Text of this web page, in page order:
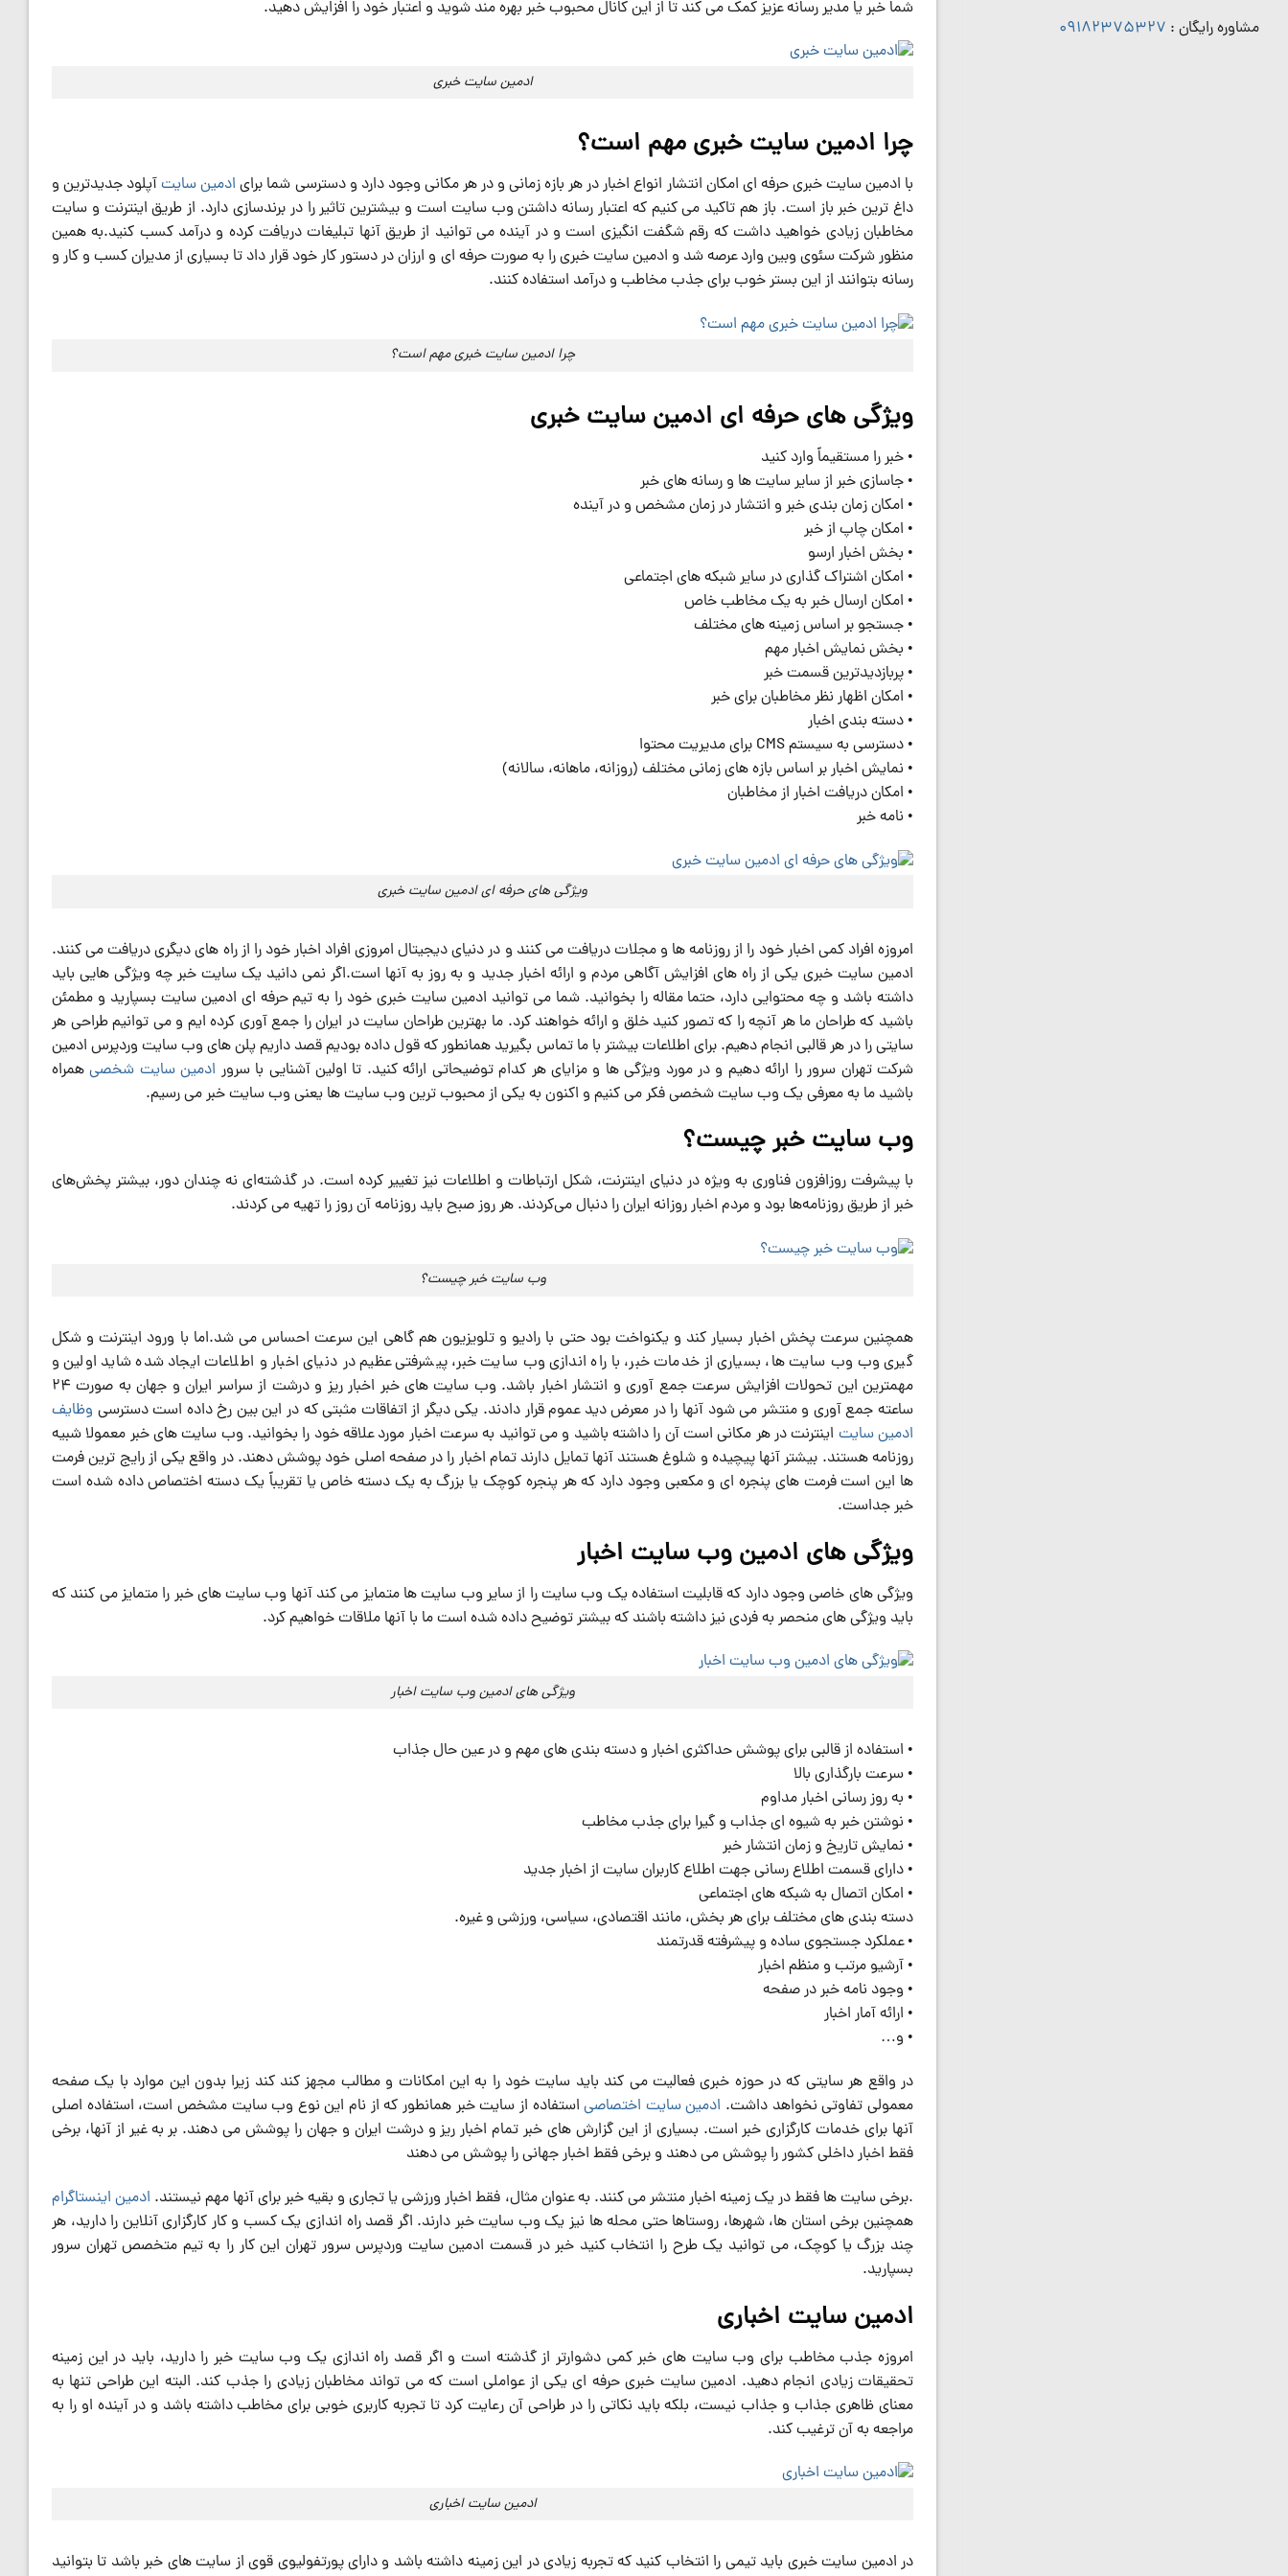
مشاوره رایگان : 09182375327
شما خبر یا مدیر رسانه عزیز کمک می کند تا از این کانال محبوب خبر بهره مند شوید و اعتبار خود را افزایش دهید.
ادمین سایت خبری
چرا ادمین سایت خبری مهم است؟
با ادمین سایت خبری حرفه ای امکان انتشار انواع اخبار در هر بازه زمانی و در هر مکانی وجود دارد و دسترسی شما برای ادمین سایتآپلود جدیدترین و
داغ ترین خبر باز است. باز هم تاکید می کنیم که اعتبار رسانه داشتن وب سایت است و بیشترین تاثیر را در برندسازی دارد. از طریق اینترنت و سایت
مخاطبان زیادی خواهید داشت که رقم شگفت انگیزی است و در آینده می توانید از طریق آنها تبلیغات دریافت کرده و درآمد کسب کنید.به همین
منظور شرکت سئوی وبین وارد عرصه شد و ادمین سایت خبری را به صورت حرفه ای و ارزان در دستور کار خود قرار داد تا بسیاری از مدیران کسب و کار و
رسانه بتوانند از این بستر خوب برای جذب مخاطب و درآمد استفاده کنند.
چرا ادمین سایت خبری مهم است؟
ویژگی های حرفه ای ادمین سایت خبری
• خبر را مستقیماً وارد کنید
• جاسازی خبر از سایر سایت ها و رسانه های خبر
• امکان زمان بندی خبر و انتشار در زمان مشخص و در آینده
• امکان چاپ از خبر
• بخش اخبار ارسو
• امکان اشتراک گذاری در سایر شبکه های اجتماعی
• امکان ارسال خبر به یک مخاطب خاص
• جستجو بر اساس زمینه های مختلف
• بخش نمایش اخبار مهم
• پربازدیدترین قسمت خبر
• امکان اظهار نظر مخاطبان برای خبر
• دسته بندی اخبار
• دسترسی به سیستم CMS برای مدیریت محتوا
• نمایش اخبار بر اساس بازه های زمانی مختلف (روزانه، ماهانه، سالانه)
• امکان دریافت اخبار از مخاطبان
• نامه خبر
ویژگی های حرفه ای ادمین سایت خبری
امروزه افراد کمی اخبار خود را از روزنامه ها و مجلات دریافت می کنند و در دنیای دیجیتال امروزی افراد اخبار خود را از راه های دیگری دریافت می کنند.
ادمین سایت خبری یکی از راه های افزایش آگاهی مردم و ارائه اخبار جدید و به روز به آنها است.اگر نمی دانید یک سایت خبر چه ویژگی هایی باید
داشته باشد و چه محتوایی دارد، حتما مقاله را بخوانید. شما می توانید ادمین سایت خبری خود را به تیم حرفه ای ادمین سایت بسپارید و مطمئن
باشید که طراحان ما هر آنچه را که تصور کنید خلق و ارائه خواهند کرد. ما بهترین طراحان سایت در ایران را جمع آوری کرده ایم و می توانیم طراحی هر
سایتی را در هر قالبی انجام دهیم. برای اطلاعات بیشتر با ما تماس بگیرید همانطور که قول داده بودیم قصد داریم پلن های وب سایت وردپرس ادمین
شرکت تهران سرور را ارائه دهیم و در مورد ویژگی ها و مزایای هر کدام توضیحاتی ارائه کنید. تا اولین آشنایی با سرور ادمین سایت شخصیهمراه
باشید ما به معرفی یک وب سایت شخصی فکر می کنیم و اکنون به یکی از محبوب ترین وب سایت ها یعنی وب سایت خبر می رسیم.
وب سایت خبر چیست؟
با پیشرفت روزافزون فناوری به ویژه در دنیای اینترنت، شکل ارتباطات و اطلاعات نیز تغییر کرده است. در گذشته‌ای نه چندان دور، بیشتر پخش‌های
خبر از طریق روزنامه‌ها بود و مردم اخبار روزانه ایران را دنبال می‌کردند. هر روز صبح باید روزنامه آن روز را تهیه می کردند.
وب سایت خبر چیست؟
همچنین سرعت پخش اخبار بسیار کند و یکنواخت بود حتی با رادیو و تلویزیون هم گاهی این سرعت احساس می شد.اما با ورود اینترنت و شکل
گیری وب وب سایت ها، بسیاری از خدمات خبر، با راه اندازی وب سایت خبر، پیشرفتی عظیم در دنیای اخبار و اطلاعات ایجاد شده شاید اولین و
مهمترین این تحولات افزایش سرعت جمع آوری و انتشار اخبار باشد. وب سایت های خبر اخبار ریز و درشت از سراسر ایران و جهان به صورت 24
ساعته جمع آوری و منتشر می شود آنها را در معرض دید عموم قرار دادند. یکی دیگر از اتفاقات مثبتی که در این بین رخ داده است دسترسی وظایف
ادمین سایت اینترنت در هر مکانی است آن را داشته باشید و می توانید به سرعت اخبار مورد علاقه خود را بخوانید. وب سایت های خبر معمولا شبیه
روزنامه هستند. بیشتر آنها پیچیده و شلوغ هستند آنها تمایل دارند تمام اخبار را در صفحه اصلی خود پوشش دهند. در واقع یکی از رایج ترین فرمت
ها این است فرمت های پنجره ای و مکعبی وجود دارد که هر پنجره کوچک یا بزرگ به یک دسته خاص یا تقریباً یک دسته اختصاص داده شده است
خبر جداست.
ویژگی های ادمین وب سایت اخبار
ویژگی های خاصی وجود دارد که قابلیت استفاده یک وب سایت را از سایر وب سایت ها متمایز می کند آنها وب سایت های خبر را متمایز می کنند که
باید ویژگی های منحصر به فردی نیز داشته باشند که بیشتر توضیح داده شده است ما با آنها ملاقات خواهیم کرد.
ویژگی های ادمین وب سایت اخبار
• استفاده از قالبی برای پوشش حداکثری اخبار و دسته بندی های مهم و در عین حال جذاب
• سرعت بارگذاری بالا
• به روز رسانی اخبار مداوم
• نوشتن خبر به شیوه ای جذاب و گیرا برای جذب مخاطب
• نمایش تاریخ و زمان انتشار خبر
• دارای قسمت اطلاع رسانی جهت اطلاع کاربران سایت از اخبار جدید
• امکان اتصال به شبکه های اجتماعی
دسته بندی های مختلف برای هر بخش، مانند اقتصادی، سیاسی، ورزشی و غیره.
• عملکرد جستجوی ساده و پیشرفته قدرتمند
• آرشیو مرتب و منظم اخبار
• وجود نامه خبر در صفحه
• ارائه آمار اخبار
• و…
در واقع هر سایتی که در حوزه خبری فعالیت می کند باید سایت خود را به این امکانات و مطالب مجهز کند کند زیرا بدون این موارد با یک صفحه
معمولی تفاوتی نخواهد داشت. ادمین سایت اختصاصیاستفاده از سایت خبر همانطور که از نام این نوع وب سایت مشخص است، استفاده اصلی
آنها برای خدمات کارگزاری خبر است. بسیاری از این گزارش های خبر تمام اخبار ریز و درشت ایران و جهان را پوشش می دهند. بر به غیر از آنها، برخی
فقط اخبار داخلی کشور را پوشش می دهند و برخی فقط اخبار جهانی را پوشش می دهند
.برخی سایت ها فقط در یک زمینه اخبار منتشر می کنند. به عنوان مثال، فقط اخبار ورزشی یا تجاری و بقیه خبر برای آنها مهم نیستند. ادمین اینستاگرام
همچنین برخی استان ها، شهرها، روستاها حتی محله ها نیز یک وب سایت خبر دارند. اگر قصد راه اندازی یک کسب و کار کارگزاری آنلاین را دارید، هر
چند بزرگ یا کوچک، می توانید یک طرح را انتخاب کنید خبر در قسمت ادمین سایت وردپرس سرور تهران این کار را به تیم متخصص تهران سرور
بسپارید.
ادمین سایت اخباری
امروزه جذب مخاطب برای وب سایت های خبر کمی دشوارتر از گذشته است و اگر قصد راه اندازی یک وب سایت خبر را دارید، باید در این زمینه
تحقیقات زیادی انجام دهید. ادمین سایت خبری حرفه ای یکی از عواملی است که می تواند مخاطبان زیادی را جذب کند. البته این طراحی تنها به
معنای ظاهری جذاب و جذاب نیست، بلکه باید نکاتی را در طراحی آن رعایت کرد تا تجربه کاربری خوبی برای مخاطب داشته باشد و در آینده او را به
مراجعه به آن ترغیب کند.
ادمین سایت اخباری
در ادمین سایت خبری باید تیمی را انتخاب کنید که تجربه زیادی در این زمینه داشته باشد و دارای پورتفولیوی قوی از سایت های خبر باشد تا بتوانید